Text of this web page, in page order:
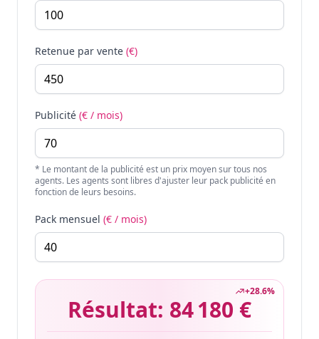
Retenue par vente (€)
Publicité (€ / mois)
* Le montant de la publicité est un prix moyen sur tous nos
agents. Les agents sont libres d'ajuster leur pack publicité en
fonction de leurs besoins.
Pack mensuel (€ / mois)
+28.6%
Résultat: 84 180 €